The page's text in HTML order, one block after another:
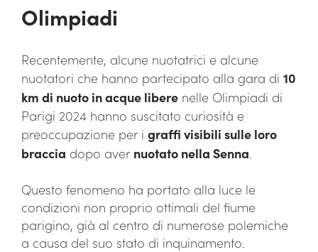
Olimpiadi
Recentemente, alcune nuotatrici e alcune
nuotatori che hanno partecipato alla gara di 10
km di nuoto in acque libere nelle Olimpiadi di
Parigi 2024 hanno suscitato curiosità e
preoccupazione per i graffi visibili sulle loro
braccia dopo aver nuotato nella Senna.
Questo fenomeno ha portato alla luce le
condizioni non proprio ottimali del fiume
parigino, già al centro di numerose polemiche
a causa del suo stato di inquinamento.